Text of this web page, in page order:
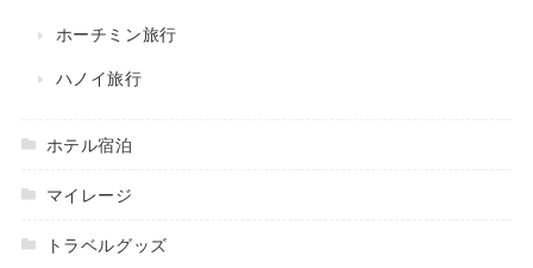
ホーチミン旅行
ハノイ旅行
ホテル宿泊
マイレージ
トラベルグッズ